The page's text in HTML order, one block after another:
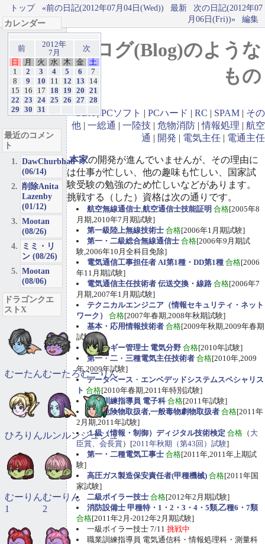
トップ «前の日記(2012年07月04日(Wed)) 最新
次の日記(2012年07
月06日(Fri))»
編集
ブログ(Blog)のような
もの
GBA|PCソフト | PCハード | RC | SPAM | その
他 | 一総通 | 一陸技 | 危物消防 |情報処理 | 航空
通 | 開発 | 電気主任 | 電通主任
本家の開発が進んでいませんが、その理由に
は仕事が忙しい、他の趣味も忙しい、国家試
験受験の勉強のため忙しいなどがあります。
挑戦する（した）資格は次の通りです。
航空無線通信士,航空通信士技能証明 合格[2005年8
月期,2010年7月期試験]
第一級陸上無線技術士 合格[2006年1月期試験]
第一・二級総合無線通信士 合格[2006年9月期試
験,2006年10月全科目免除]
電気通信工事担任者 AI第1種・DD第1種 合格[2006
年11月期試験]
電気通信主任技術者 伝送交換・線路 合格[2006年7
月期,2007年1月期試験]
テクニカルエンジニア（情報セキュリティ・ネット
ワーク）
合格[2007年春期,2008年秋期試験]
基本・応用情報技術者 合格[2009年秋期,2009年春期
試験]
エネルギー管理士 電気分野 合格[2010年試験]
第一・二 ・ 三種電気主任技術者 合格[2010年,2009
年,2009年試験]
データベース ・ エンベデッドシステムスペシャリス
ト 合格[2010年春期,2011年特別試験]
職業訓練指導員 電子科 合格[2011年試験]
甲種危険物取扱者,一般毒物劇物取扱者 合格[2011年
2月期,2011年試験]
１級（情報・制御）ディジタル技術検定 合格 （ 大
臣賞、会長賞）[2011年秋期（第43回）試験]
第一・二種電気工事士 合格[2011年,2011年上期試
験]
高圧ガス製造保安責任者(甲種機械) 合格[2011年国
家試験]
二級ボイラー技士 合格[2012年2月期試験]
消防設備士 甲種特・1・2・3・4・5類,乙種6・7類
合格[2011年2月-2012年2月期試験]
一級ボイラー技士 7/11 挑戦中
職業訓練指導員 電気通信科・情報処理科・測量科
カレンダー
前
2012年
7月
次
日
月 火 水 木 金
土
1
2 3 4 5 6
7
8
9 10 11 12 13
14
15
16 17 18 19 20
21
22
23 24 25 26 27 28
29
30 31
最近のコメン
ト
DawChurbhab
(06/14)
削除Anita
Lazenby
(01/12)
Mootan
(08/26)
ミミ・リ
ン (08/26)
Mootan
(08/06)
ドラゴンクエ
ストX
むーたんむーたろむーりん
ひろりんルンルンジュジュ
むーりん
1
むーりん
2